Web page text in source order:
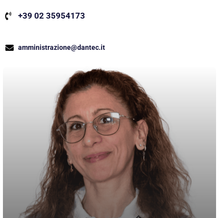
+39 02 35954173
amministrazione@dantec.it